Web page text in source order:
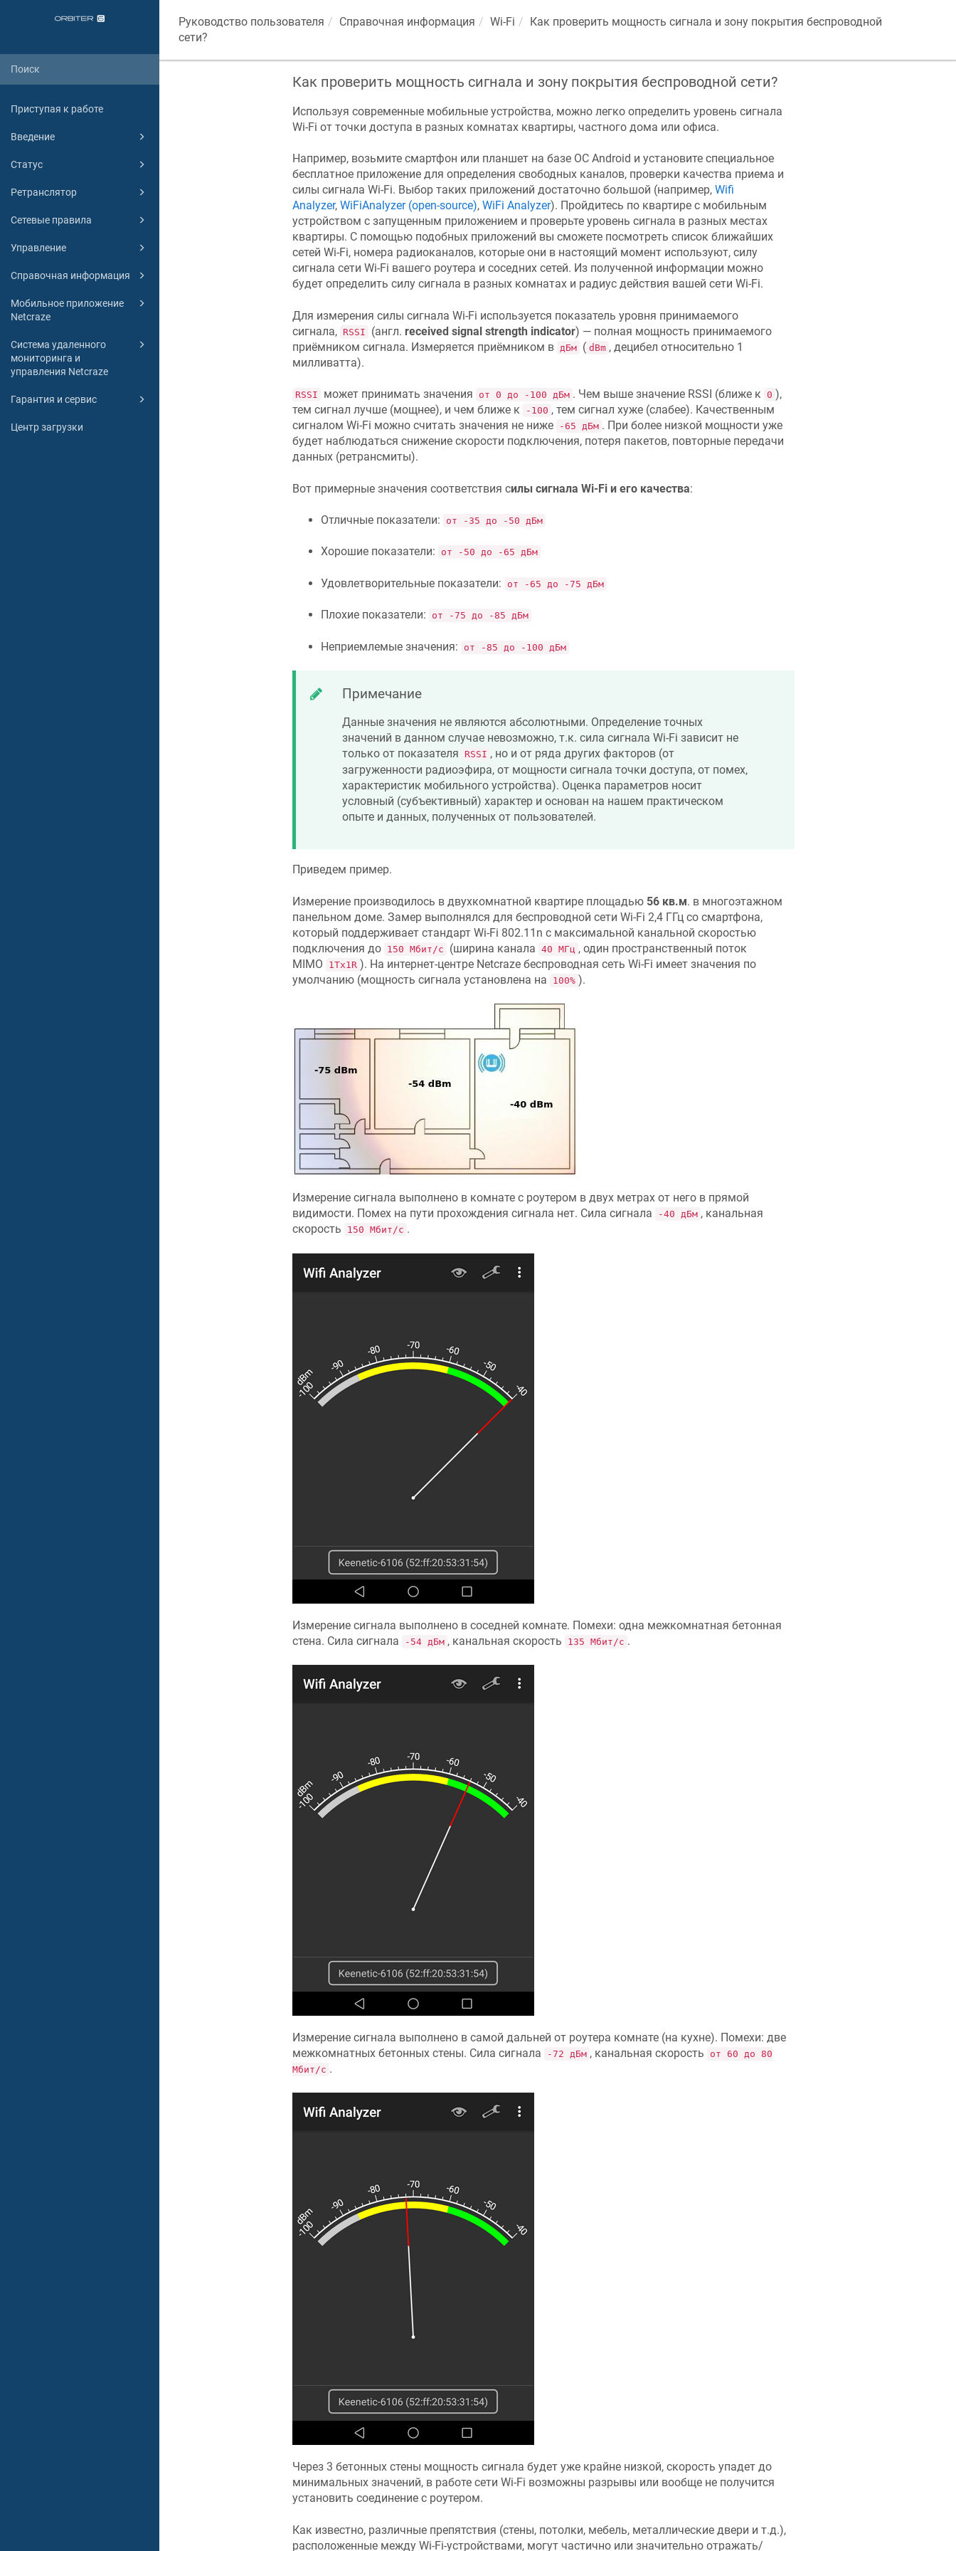
Приступая к работе
Введение
Статус
Ретранслятор
Сетевые правила
Управление
Справочная информация
Мобильное приложение
Netcraze
Система удаленного
мониторинга и
управления Netcraze
Гарантия и сервис
Центр загрузки
Руководство пользователя Справочная информация Wi-Fi
Как проверить мощность сигнала и зону покрытия беспроводной
сети?
Как проверить мощность сигнала и зону покрытия беспроводной сети?
Используя современные мобильные устройства, можно легко определить уровень сигнала
Wi-Fi от точки доступа в разных комнатах квартиры, частного дома или офиса.
Например, возьмите смартфон или планшет на базе ОС Android и установите специальное
бесплатное приложение для определения свободных каналов, проверки качества приема и
силы сигнала Wi-Fi. Выбор таких приложений достаточно большой (например, Wifi
Analyzer, WiFiAnalyzer (open-source), WiFi Analyzer). Пройдитесь по квартире с мобильным
устройством с запущенным приложением и проверьте уровень сигнала в разных местах
квартиры. С помощью подобных приложений вы сможете посмотреть список ближайших
сетей Wi-Fi, номера радиоканалов, которые они в настоящий момент используют, силу
сигнала сети Wi-Fi вашего роутера и соседних сетей. Из полученной информации можно
будет определить силу сигнала в разных комнатах и радиус действия вашей сети Wi-Fi.
Для измерения силы сигнала Wi-Fi используется показатель уровня принимаемого
сигнала, RSSI (англ. received signal strength indicator) — полная мощность принимаемого
приёмником сигнала. Измеряется приёмником в дБм ( dBm , децибел относительно 1
милливатта).
RSSI может принимать значения от 0 до -100 дБм . Чем выше значение RSSI (ближе к 0 ),
тем сигнал лучше (мощнее), и чем ближе к
-100 , тем сигнал хуже (слабее). Качественным
сигналом Wi-Fi можно считать значения не ниже
-65 дБм . При более низкой мощности уже
будет наблюдаться снижение скорости подключения, потеря пакетов, повторные передачи
данных (ретрансмиты).
Вот примерные значения соответствия силы сигнала Wi-Fi и его качества:
Отличные показатели: от -35 до -50 дБм
Хорошие показатели: от -50 до -65 дБм
Удовлетворительные показатели: от -65 до -75 дБм
Плохие показатели: от -75 до -85 дБм
Неприемлемые значения: от -85 до -100 дБм
Примечание
Данные значения не являются абсолютными. Определение точных
значений в данном случае невозможно, т.к. сила сигнала Wi-Fi зависит не
только от показателя
RSSI , но и от ряда других факторов (от
загруженности радиоэфира, от мощности сигнала точки доступа, от помех,
характеристик мобильного устройства). Оценка параметров носит
условный (субъективный) характер и основан на нашем практическом
опыте и данных, полученных от пользователей.
Приведем пример.
Измерение производилось в двухкомнатной квартире площадью 56 кв.м. в многоэтажном
панельном доме. Замер выполнялся для беспроводной сети Wi-Fi 2,4 ГГц со смартфона,
который поддерживает стандарт Wi-Fi 802.11n с максимальной канальной скоростью
подключения до 150 Мбит/c (ширина канала 40 МГц , один пространственный поток
MIMO
1Tx1R ). На интернет-центре Netcrazeбеспроводная сеть Wi-Fi имеет значения по
умолчанию (мощность сигнала установлена на
100% ).
Измерение сигнала выполнено в комнате с роутером в двух метрах от него в прямой
видимости. Помех на пути прохождения сигнала нет. Сила сигнала
-40 дБм , канальная
скорость
150 Мбит/с .
Измерение сигнала выполнено в соседней комнате. Помехи: одна межкомнатная бетонная
стена. Сила сигнала
-54 дБм , канальная скорость 135 Мбит/с .
Измерение сигнала выполнено в самой дальней от роутера комнате (на кухне). Помехи: две
межкомнатных бетонных стены. Сила сигнала
-72 дБм , канальная скорость
от 60 до 80
Мбит/с .
Через 3 бетонных стены мощность сигнала будет уже крайне низкой, скорость упадет до
минимальных значений, в работе сети Wi-Fi возможны разрывы или вообще не получится
установить соединение с роутером.
Как известно, различные препятствия (стены, потолки, мебель, металлические двери и т.д.),
расположенные между Wi-Fi-устройствами, могут частично или значительно отражать/